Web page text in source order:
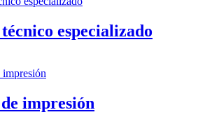
especializado
impresión